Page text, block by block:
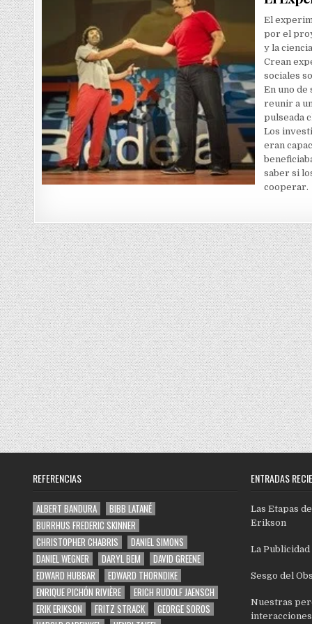
El
por el
y la
Crean
sociales
En uno de
reunir a
pulseada
Los
eran
saber si
cooperar.
REFERENCIAS
ALBERT BANDURA
BIBB LATANÉ
BURRHUS FREDERIC SKINNER
CHRISTOPHER CHABRIS
DANIEL SIMONS
DANIEL WEGNER
DARYL BEM
DAVID GREENE
EDWARD HUBBAR
EDWARD THORNDIKE
ENRIQUE PICHÓN RIVIÈRE
ERICH RUDOLF JAENSCH
ERIK ERIKSON
FRITZ STRACK
GEORGE SOROS
ENTRADAS
Las Etapas
Erikson
La
Sesgo del
Nuestras
interacciones